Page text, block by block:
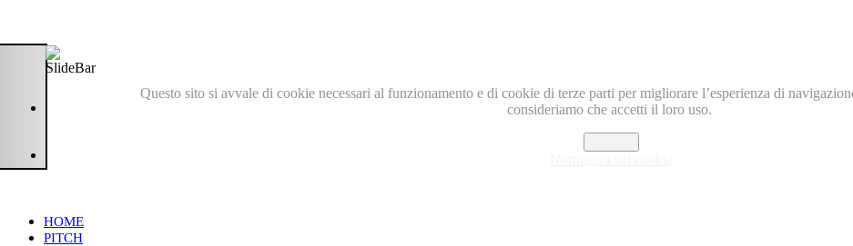
Questo sito si avvale di cookie necessari al funzionamento e di cookie di terze parti per migliorare l’esperienza di
consideriamo che accetti il loro uso.
HOME
PITCH